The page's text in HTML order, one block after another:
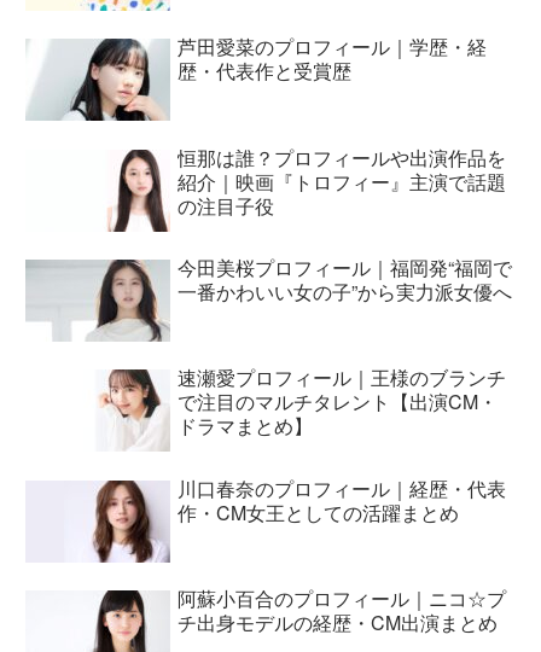
芦田愛菜のプロフィール｜学歴・経
歴・代表作と受賞歴
恒那は誰？プロフィールや出演作品を
紹介｜映画『トロフィー』主演で話題
の注目子役
今田美桜プロフィール｜福岡発“福岡で
一番かわいい女の子”から実力派女優へ
速瀬愛プロフィール｜王様のブランチ
で注目のマルチタレント【出演CM・
ドラマまとめ】
川口春奈のプロフィール｜経歴・代表
作・CM女王としての活躍まとめ
阿蘇小百合のプロフィール｜ニコ☆プ
チ出身モデルの経歴・CM出演まとめ